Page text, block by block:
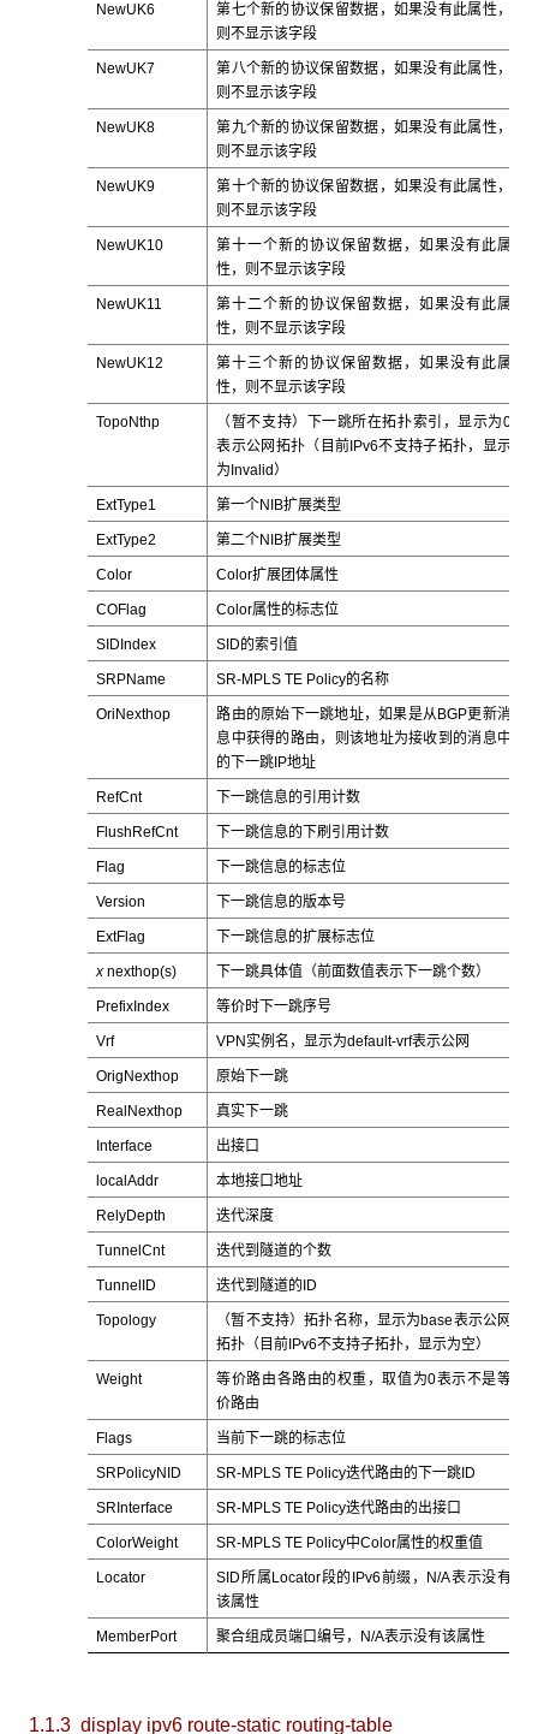
NewUK6
第七个新的协议保留数据，如果没有此属性，
则不显示该字段
NewUK7
第八个新的协议保留数据，如果没有此属性，
则不显示该字段
NewUK8
第九个新的协议保留数据，如果没有此属性，
则不显示该字段
NewUK9
第十个新的协议保留数据，如果没有此属性，
则不显示该字段
NewUK10
第十一个新的协议保留数据，如果没有此属
性，则不显示该字段
NewUK11
第十二个新的协议保留数据，如果没有此属
性，则不显示该字段
NewUK12
第十三个新的协议保留数据，如果没有此属
性，则不显示该字段
TopoNthp
（暂不支持）下一跳所在拓扑索引，显示为0
表示公网拓扑（目前IPv6不支持子拓扑，显示
为Invalid）
ExtType1 第一个NIB扩展类型
ExtType2 第二个NIB扩展类型
Color Color扩展团体属性
COFlag Color属性的标志位
SIDIndex SID的索引值
SRPName SR-MPLS TE Policy的名称
OriNexthop
路由的原始下一跳地址，如果是从BGP更新消
息中获得的路由，则该地址为接收到的消息中
的下一跳IP地址
RefCnt 下一跳信息的引用计数
FlushRefCnt 下一跳信息的下刷引用计数
Flag 下一跳信息的标志位
Version 下一跳信息的版本号
ExtFlag 下一跳信息的扩展标志位
x nexthop(s) 下一跳具体值（前面数值表示下一跳个数）
PrefixIndex 等价时下一跳序号
Vrf VPN实例名，显示为default-vrf表示公网
OrigNexthop 原始下一跳
RealNexthop 真实下一跳
Interface 出接口
localAddr 本地接口地址
RelyDepth 迭代深度
TunnelCnt 迭代到隧道的个数
TunnelID 迭代到隧道的ID
Topology
（暂不支持）‌拓扑名称，显示为base表示公网
拓扑（目前IPv6不支持子拓扑，显示为空）
Weight
等价路由各路由的权重，取值为0表示不是等
价路由
Flags 当前下一跳的标志位
SRPolicyNID SR-MPLS TE Policy迭代路由的下一跳ID
SRInterface SR-MPLS TE Policy迭代路由的出接口
ColorWeight SR-MPLS TE Policy中Color属性的权重值
Locator
SID所属Locator段的IPv6前缀，N/A表示没有
该属性
MemberPort 聚合组成员端口编号，N/A表示没有该属性
1.1.3 display ipv6 route-static routing-table